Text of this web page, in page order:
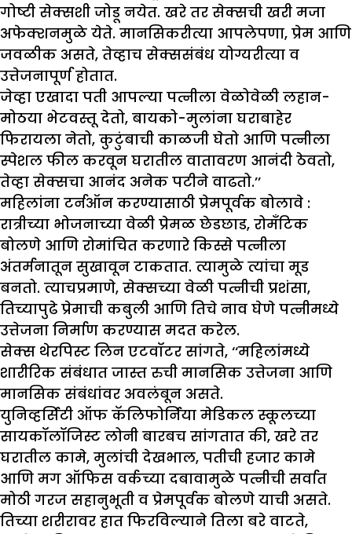
गोष्टी सेक्सशी जोडू नयेत. खरे तर सेक्सची खरी मजा
अफेक्शनमुळे येते. मानसिकरीत्या आपलेपणा, प्रेम आणि
जवळीक असते, तेव्हाच सेक्ससंबंध योग्यरीत्या व
उत्तेजनापूर्ण होतात.
जेव्हा एखादा पती आपल्या पत्नीला वेळोवेळी लहान-
मोठया भेटवस्तू देतो, बायको-मुलांना घराबाहेर
फिरायला नेतो, कुटुंबाची काळजी घेतो आणि पत्नीला
स्पेशल फील करवून घरातील वातावरण आनंदी ठेवतो,
तेव्हा सेक्सचा आनंद अनेक पटीने वाढतो.’’
महिलांना टर्नऑन करण्यासाठी प्रेमपूर्वक बोलावे :
रात्रीच्या भोजनाच्या वेळी प्रेमळ छेडछाड, रोमँटिक
बोलणे आणि रोमांचित करणारे किस्से पत्नीला
अंतर्मनातून सुखावून टाकतात. त्यामुळे त्यांचा मूड
बनतो. त्याचप्रमाणे, सेक्सच्या वेळी पत्नीची प्रशंसा,
तिच्यापुढे प्रेमाची कबुली आणि तिचे नाव घेणे पत्नीमध्ये
उत्तेजना निर्माण करण्यास मदत करेल.
सेक्स थेरपिस्ट लिन एटवॉटर सांगते, ‘‘महिलांमध्ये
शारीरिक संबंधात जास्त रुची मानसिक उत्तेजना आणि
मानसिक संबंधांवर अवलंबून असते.
युनिव्हर्सिटी ऑफ कॅलिफोर्निया मेडिकल स्कूलच्या
सायकॉलॉजिस्ट लोनी बारबच सांगतात की, खरे तर
घरातील कामे, मुलांची देखभाल, पतीची हजार कामे
आणि मग ऑफिस वर्कच्या दबावामुळे पत्नीची सर्वात
मोठी गरज सहानुभूती व प्रेमपूर्वक बोलणे याची असते.
तिच्या शरीरावर हात फिरविल्याने तिला बरे वाटते,